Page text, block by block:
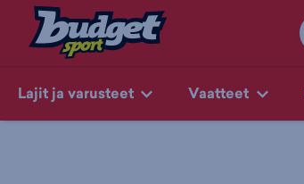
Lajit ja varusteet Vaatteet